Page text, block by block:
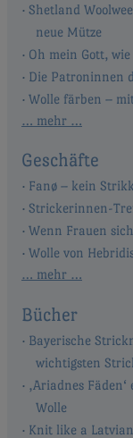
Shetland
neue Mütze
Oh mein Gott,
Die Patroninnen
Wolle färben –
… mehr …
Geschäfte
Fanø – kein
Strickerinnen-
Wenn Frauen
Wolle von
… mehr …
Bücher
Bayerische
wichtigsten
‚Ariadnes
Wolle
Knit like a Latvian